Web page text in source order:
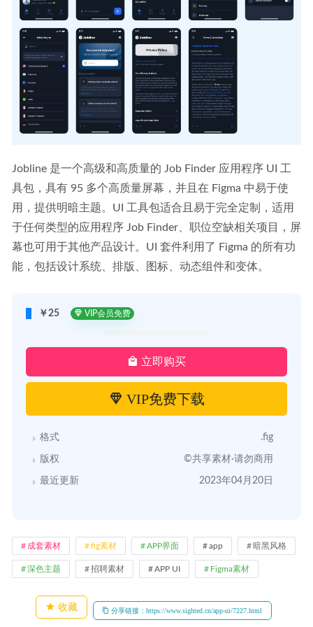
Jobline 是一个高级和高质量的 Job Finder 应用程序 UI 工
具包，具有 95 多个高质量屏幕，并且在 Figma 中易于使
用，提供明暗主题。UI 工具包适合且易于完全定制，适用
于任何类型的应用程序 Job Finder、职位空缺相关项目，屏
幕也可用于其他产品设计。UI 套件利用了 Figma 的所有功
能，包括设计系统、排版、图标、动态组件和变体。
￥25 VIP会员免费
立即购买
VIP免费下载
格式 .fig
版权 ©共享素材·请勿商用
最近更新 2023年04月20日
成套素材 fig素材 APP界面 app 暗黑风格
深色主题 招聘素材 APP UI Figma素材
收藏 分享链接：https://www.sighted.cn/app-ui/7227.html